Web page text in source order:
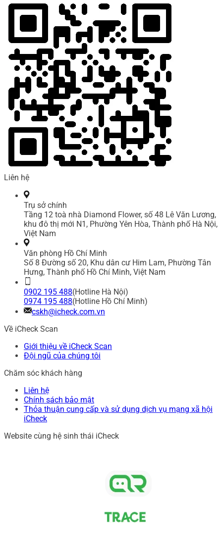
Liên hệ
Trụ sở chính
Tầng 12 toà nhà Diamond Flower, số 48 Lê Văn Lương,
khu đô thị mới N1, Phường Yên Hòa, Thành phố Hà Nội,
Việt Nam
Văn phòng Hồ Chí Minh
Số 8 Đường số 20, Khu dân cư Him Lam, Phường Tân
Hưng, Thành phố Hồ Chí Minh, Việt Nam
0902 195 488(Hotline Hà Nội)
0974 195 488(Hotline Hồ Chí Minh)
cskh@icheck.com.vn
Về iCheck Scan
Giới thiệu về iCheck Scan
Đội ngũ của chúng tôi
Chăm sóc khách hàng
Liên hệ
Chính sách bảo mật
Thỏa thuận cung cấp và sử dụng dịch vụ mạng xã hội
iCheck
Website cùng hệ sinh thái iCheck